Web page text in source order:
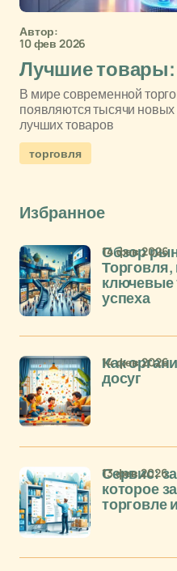
Автор:
10 фев 2026
Лучшие товары:
В мире современной
появляются тысячи
лучших товаров
торговля
Избранное
Обзор
Торговля,
ключевые
успеха
14 фев 2026
Как
досуг
14 фев 2026
Сервис:
которое
торговле
13 фев 2026